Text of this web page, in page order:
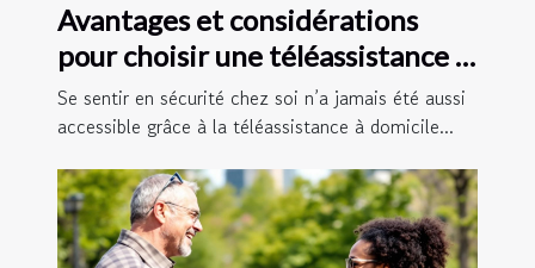
Avantages et considérations
pour choisir une téléassistance à
domicile
Se sentir en sécurité chez soi n’a jamais été aussi
accessible grâce à la téléassistance à domicile...